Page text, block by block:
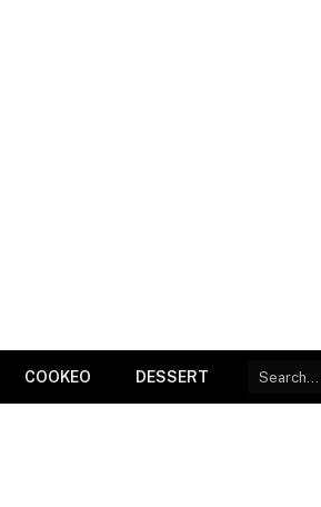
COOKEO DESSERT